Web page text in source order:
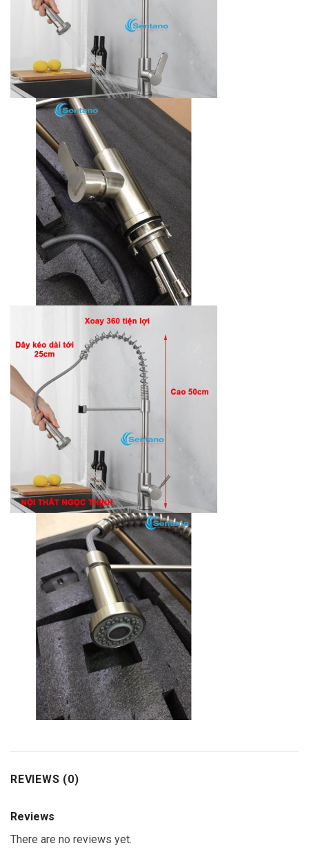
REVIEWS (0)
Reviews
There are no reviews yet.